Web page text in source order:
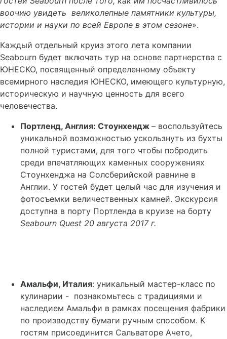
воочию увидеть великолепные памятники культуры,
истории и науки по всей Европе в этом сезоне».
Каждый отдельный круиз этого лета компании
Seabourn будет включать тур на основе партнерства с
ЮНЕСКО, посвященный определенному объекту
всемирного наследия ЮНЕСКО, имеющего культурную,
историческую и научную ценность для всего
человечества.
Портленд, Англия: Стоунхендж – воспользуйтесь
уникальной возможностью ускользнуть из бухты
полной туристами, для того чтобы побродить
среди впечатляющих каменных сооружениях
Стоунхенджа на Солсберийской равнине в
Англии. У гостей будет целый час для изучения и
фотосъемки величественных камней. Экскурсия
доступна в порту Портленда в круизе на борту
Seabourn Quest 20 августа 2017 г.
Амальфи, Италия: уникальный мастер-класс по
кулинарии - познакомьтесь с традициями и
наследием Амальфи в рамках посещения фабрики
по производству бумаги ручным способом. К
гостям присоединится Сальваторе Ачето,